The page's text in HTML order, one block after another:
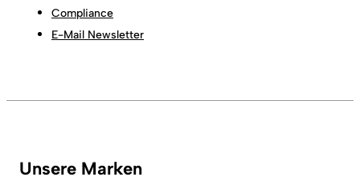
Compliance
E-Mail Newsletter
Unsere Marken